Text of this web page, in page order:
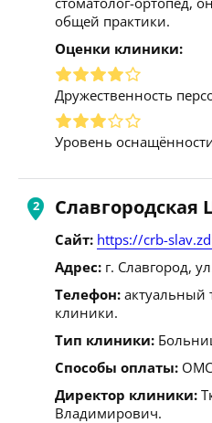
общей практики.
Оценки клиники:
Дружественность
Уровень
Славгородская
Сайт: https://crb-
Адрес: г. Славгород,
Телефон: актуальный
клиники.
Тип клиники:
Способы оплаты:
Директор клиники:
Владимирович.